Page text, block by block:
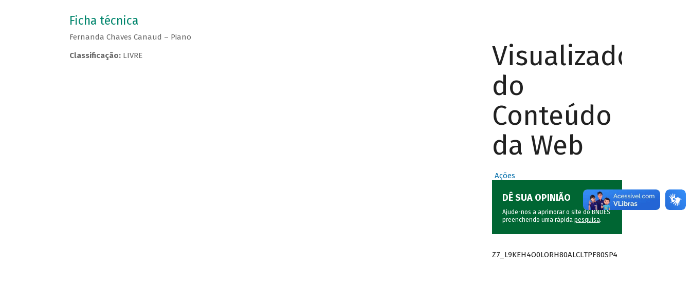
Ficha técnica
Fernanda Chaves Canaud – Piano
Classificação:LIVRE
Visualizador
do
Conteúdo
da Web
Ações
DÊ SUA OPINIÃO
Ajude-nos a aprimorar o site do BNDES
preenchendo uma rápida pesquisa.
Z7_L9KEH4O0LORH80ALCLTPF80SP4